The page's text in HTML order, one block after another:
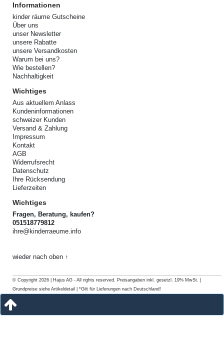
Informationen
kinder räume Gutscheine
Über uns
unser Newsletter
unsere Rabatte
unsere Versandkosten
Warum bei uns?
Wie bestellen?
Nachhaltigkeit
Wichtiges
Aus aktuellem Anlass
Kundeninformationen
schweizer Kunden
Versand & Zahlung
Impressum
Kontakt
AGB
Widerrufsrecht
Datenschutz
Ihre Rücksendung
Lieferzeiten
Wichtiges
Fragen, Beratung, kaufen?
051518779812
ihre@kinderraeume.info
wieder nach oben ↑
© Copyright 2026 | Hajus AG - All rights reserved. Preisangaben inkl. gesetzl. 19% MwSt. |
Grundpreise siehe Artikeldetail | *Gilt für Lieferungen nach Deutschland!